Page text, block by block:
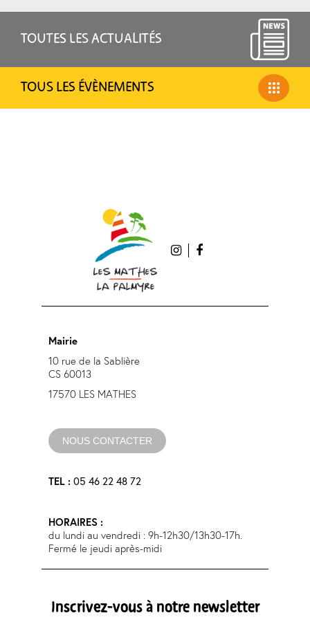
TOUTES LES ACTUALITÉS
TOUS LES ÉVÈNEMENTS
Mairie
10 rue de la Sablière
CS 60013
17570 LES MATHES
NOUS CONTACTER
TEL : 05 46 22 48 72
HORAIRES :
du lundi au vendredi : 9h-12h30/13h30-17h.
Fermé le jeudi après-midi
Inscrivez-vous à notre newsletter